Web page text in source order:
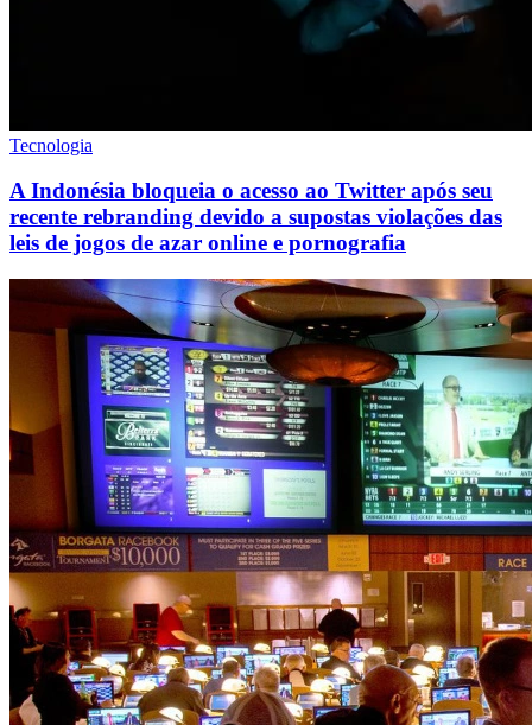
Tecnologia
A Indonésia bloqueia o acesso ao Twitter após seu
recente rebranding devido a supostas violações das
leis de jogos de azar online e pornografia